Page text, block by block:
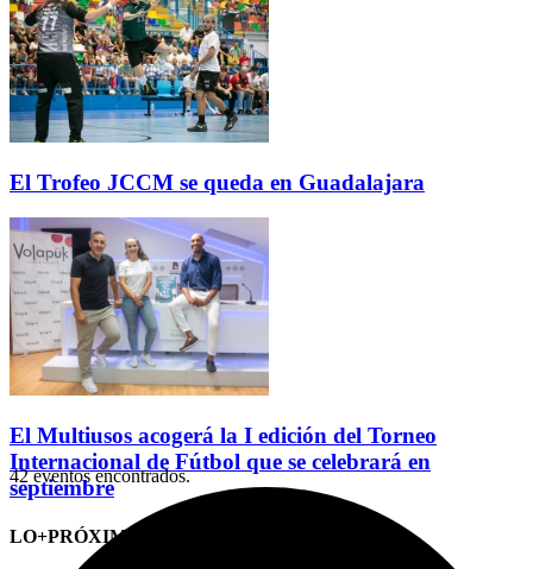
El Trofeo JCCM se queda en Guadalajara
El Multiusos acogerá la I edición del Torneo
Internacional de Fútbol que se celebrará en
septiembre
LO+PRÓXIMO (CITAS)
42 eventos encontrados.